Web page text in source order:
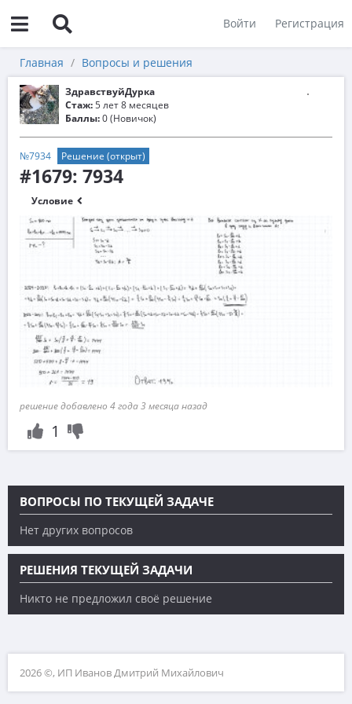
Войти Регистрация
Главная Вопросы и решения
ЗдравствуйДурка
Стаж:5 лет 8 месяцев
Баллы:0 (Новичок)
№7934 Решение (открыт)
#1679: 7934
Условие
решение добавлено 4 года 3 месяца назад
1
ВОПРОСЫ ПО ТЕКУЩЕЙ ЗАДАЧЕ
Нет других вопросов
РЕШЕНИЯ ТЕКУЩЕЙ ЗАДАЧИ
Никто не предложил своё решение
2026 ©, ИП Иванов Дмитрий Михайлович